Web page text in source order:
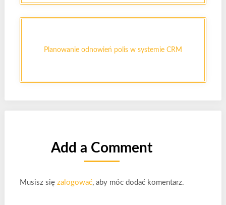
Planowanie odnowień polis w systemie CRM
Add a Comment
Musisz się zalogować, aby móc dodać komentarz.